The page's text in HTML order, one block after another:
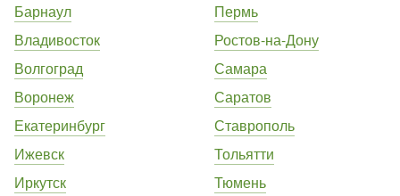
Барнаул
Владивосток
Волгоград
Воронеж
Екатеринбург
Ижевск
Иркутск
Пермь
Ростов-на-Дону
Самара
Саратов
Ставрополь
Тольятти
Тюмень